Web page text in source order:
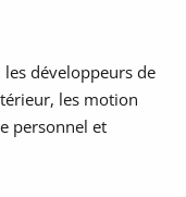
développeurs de
les motion
personnel et